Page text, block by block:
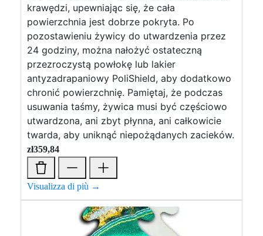
krawędzi, upewniając się, że cała
powierzchnia jest dobrze pokryta. Po
pozostawieniu żywicy do utwardzenia przez
24 godziny, można nałożyć ostateczną
przezroczystą powłokę lub lakier
antyzadrapaniowy PoliShield, aby dodatkowo
chronić powierzchnię. Pamiętaj, że podczas
usuwania taśmy, żywica musi być częściowo
utwardzona, ani zbyt płynna, ani całkowicie
twarda, aby uniknąć niepożądanych zacieków.
zł359,84
Visualizza di più →